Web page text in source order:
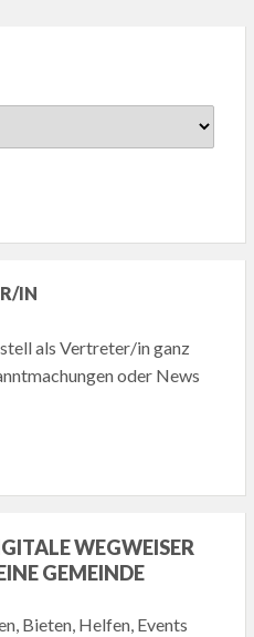
IN
als Vertreter/in ganz
oder News
WEGWEISER
GEMEINDE
Bieten, Helfen, Events